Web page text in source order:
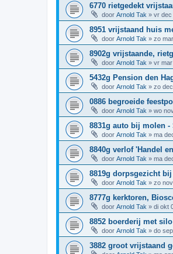
6770 rietgedekt
door Arnold Tak » vr dec
8951 vrijstaand huis
door Arnold Tak » zo
8902g vrijstaande,
door Arnold Tak » vr
5432g Pension den
door Arnold Tak » zo
0886 begroeide
door Arnold Tak » wo
8831g auto bij molen -
door Arnold Tak » ma
8840g verlof 'Handel
door Arnold Tak » ma
8819g dorpsgezicht
door Arnold Tak » zo
8777g kerktoren,
door Arnold Tak » di okt
8852 boerderij met silo
door Arnold Tak » do
3882 groot vrijstaand